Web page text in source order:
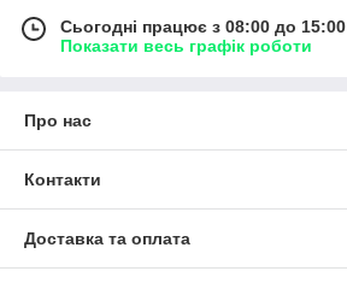
Сьогодні працює з 08:00 до 15:00
Показати весь графік роботи
Про нас
Контакти
Доставка та оплата